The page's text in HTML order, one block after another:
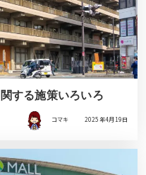
する施策いろいろ
コマキ 2025年4月19日